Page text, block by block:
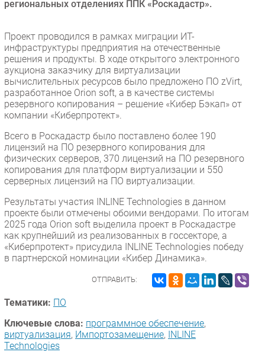
Гаджеты
РАЗДЕЛЫ
Новости
Аналитика
Интервью
Мероприятия
Проекты
IT класс
Тестовый стенд
Каталог компаний
региональных отделениях ППК «Роскадастр».
Проект проводился в рамках миграции ИТ-
инфраструктуры предприятия на отечественные
решения и продукты. В ходе открытого электронного
аукциона заказчику для виртуализации
вычислительных ресурсов было предложено ПО zVirt,
разработанное Orion soft, а в качестве системы
резервного копирования – решение «Кибер Бэкап» от
компании «Киберпротект».
Всего в Роскадастр было поставлено более 190
лицензий на ПО резервного копирования для
физических серверов, 370 лицензий на ПО резервного
копирования для платформ виртуализации и 550
серверных лицензий на ПО виртуализации.
Результаты участия INLINE Technologies в данном
проекте были отмечены обоими вендорами. По итогам
2025 года Orion soft выделила проект в Роскадастре
как крупнейший из реализованных в госсекторе, а
«Киберпротект» присудила INLINE Technologies победу
в партнерской номинации «Кибер Динамика».
ОТПРАВИТЬ:
Тематики: ПО
Ключевые слова: программное обеспечение,
виртуализация, Импорто­замещение, INLINE
Technologies